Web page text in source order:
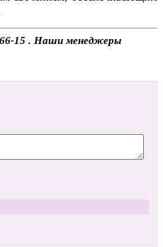
66-15 . Наши менеджеры